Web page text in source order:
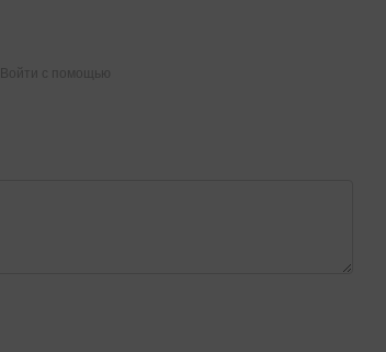
Войти с помощью